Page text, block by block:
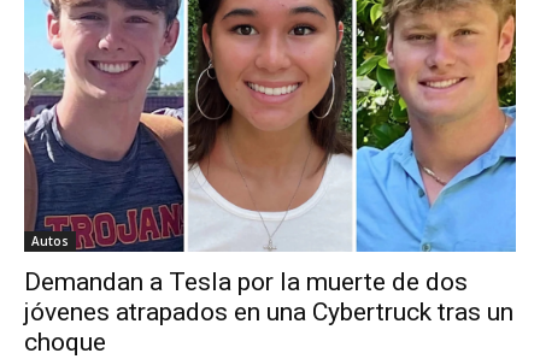
Autos
Demandan a Tesla por la muerte de dos
jóvenes atrapados en una Cybertruck tras un
choque